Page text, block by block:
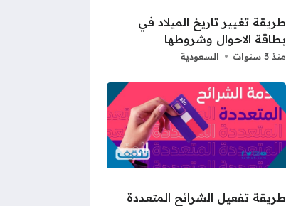
طريقة تغيير تاريخ الميلاد في
بطاقة الاحوال وشروطها
منذ 3 سنوات السعودية
طريقة تفعيل الشرائح المتعددة